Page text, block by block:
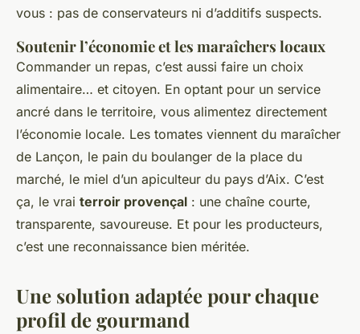
vous : pas de conservateurs ni d’additifs suspects.
Soutenir l’économie et les maraîchers locaux
Commander un repas, c’est aussi faire un choix
alimentaire… et citoyen. En optant pour un service
ancré dans le territoire, vous alimentez directement
l’économie locale. Les tomates viennent du maraîcher
de Lançon, le pain du boulanger de la place du
marché, le miel d’un apiculteur du pays d’Aix. C’est
ça, le vrai terroir provençal : une chaîne courte,
transparente, savoureuse. Et pour les producteurs,
c’est une reconnaissance bien méritée.
Une solution adaptée pour chaque
profil de gourmand